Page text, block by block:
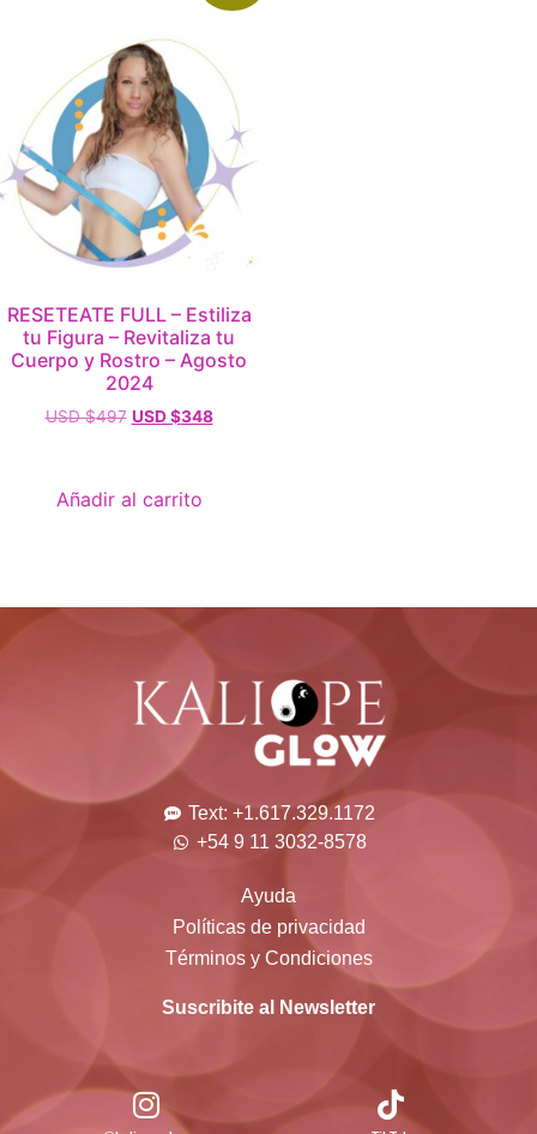
RESETEATE FULL – Estiliza
tu Figura – Revitaliza tu
Cuerpo y Rostro – Agosto
2024
USD $497 USD $348
Añadir al carrito
Text: +1.617.329.1172
+54 9 11 3032-8578
Ayuda
Políticas de privacidad
Términos y Condiciones
Suscribite al Newsletter